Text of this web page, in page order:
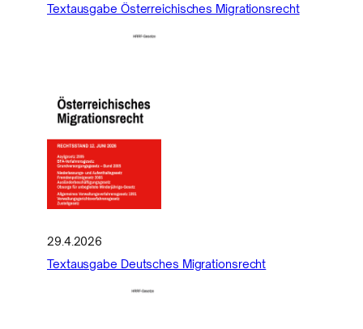
Textausgabe Österreichisches Migrationsrecht
29.4.2026
Textausgabe Deutsches Migrationsrecht